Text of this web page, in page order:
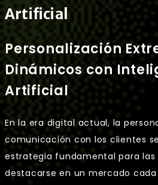
Artificial
Personalización
Dinámicos con
Artificial
En la era digital actual, la
comunicación con los clientes
estrategia fundamental para las
destacarse en un mercado